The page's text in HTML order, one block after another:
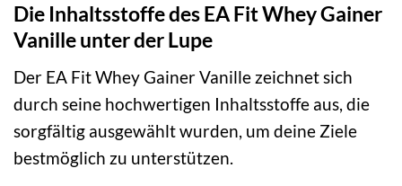
Die Inhaltsstoffe des EA Fit Whey Gainer
Vanille unter der Lupe
Der EA Fit Whey Gainer Vanille zeichnet sich
durch seine hochwertigen Inhaltsstoffe aus, die
sorgfältig ausgewählt wurden, um deine Ziele
bestmöglich zu unterstützen.